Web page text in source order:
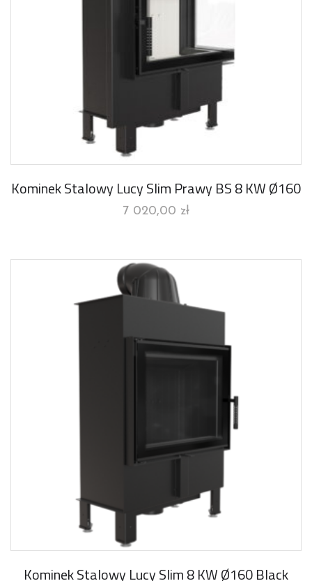
Kominek Stalowy Lucy Slim Prawy BS 8 KW Ø160
7 020,00 zł
Kominek Stalowy Lucy Slim 8 KW Ø160 Black